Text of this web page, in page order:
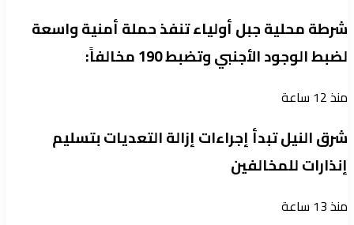
شرطة محلية جبل أولياء تنفذ حملة أمنية واسعة
لضبط الوجود الأجنبي وتضبط 190 مخالفاً:
منذ 12 ساعة
شرق النيل تبدأ إجراءات إزالة التعديات بتسليم
إنذارات للمخالفين
منذ 13 ساعة